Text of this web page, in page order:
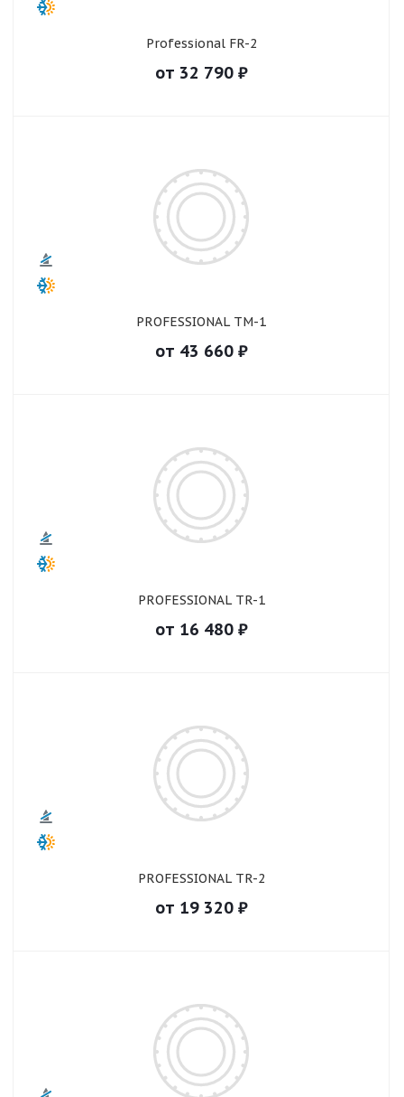
Professional FR-2
от 32 790₽
PROFESSIONAL TM-1
от 43 660₽
PROFESSIONAL TR-1
от 16 480₽
PROFESSIONAL TR-2
от 19 320₽